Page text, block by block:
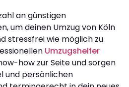
an günstigen
um deinen Umzug von Köln
stressfrei wie möglich zu
Umzugshelfer
how zur Seite und sorgen
und persönlichen